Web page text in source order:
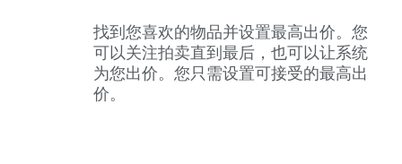
找到您喜欢的物品并设置最高出价。您
可以关注拍卖直到最后，也可以让系统
为您出价。您只需设置可接受的最高出
价。